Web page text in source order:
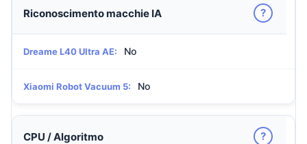
Riconoscimento macchie IA ?
Dreame L40 Ultra AE: No
Xiaomi Robot Vacuum 5: No
CPU / Algoritmo ?